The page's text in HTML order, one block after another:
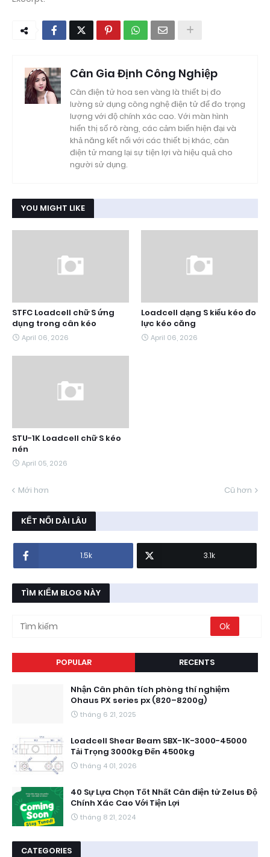
Cân Gia Định Công Nghiệp
Cân điện tử hoa sen vàng là thiết bị đo
lường sử dụng công nghệ điện tử để đo trọng
lượng với độ chính xác cao. Với màn hình
hiển thị số rõ ràng, các cảm biến hiện đại và
khả năng kết nối với các thiết bị khác, cân
điện tử mang lại sự tiện lợi và hiệu quả cho
người sử dụng.
YOU MIGHT LIKE
STFC Loadcell chữ S ứng
dụng trong cân kéo
April 06, 2026
Loadcell dạng S kiểu kéo đo
lực kéo căng
April 06, 2026
STU-1K Loadcell chữ S kéo
nén
April 05, 2026
Mới hơn Cũ hơn
KẾT NỐI DÀI LÂU
1.5k 3.1k
TÌM KIẾM BLOG NÀY
POPULAR RECENTS
Nhận Cân phân tích phòng thí nghiệm
Ohaus PX series px (820–8200g)
tháng 6 21, 2025
Loadcell Shear Beam SBX-1K-3000-45000
Tải Trọng 3000kg Đến 4500kg
tháng 4 01, 2026
40 Sự Lựa Chọn Tốt Nhất Cân điện tử Zelus Độ
Chính Xác Cao Với Tiện Lợi
tháng 8 21, 2024
CATEGORIES